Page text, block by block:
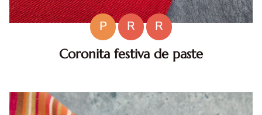
P R
R
Coronita festiva de paste
pentru sarbatori. Cum faci coronita festiva